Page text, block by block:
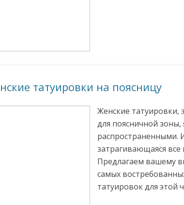
татуировки на поясницу
Женские татуировки,
для поясничной
распространенными.
затрагивающаяся все
Предлагаем вашему
самых
татуировок для этой